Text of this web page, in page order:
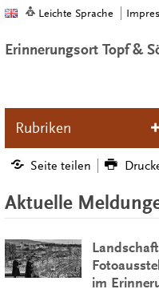
Leichte Sprache
Erinnerungsort Topf &
Rubriken
Seite teilen
Aktuelle
im